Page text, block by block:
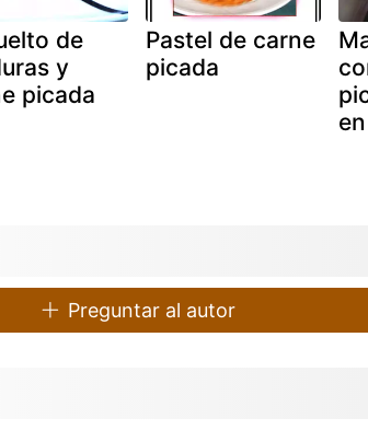
de
y
picada
Pastel de carne
picada
Preguntar al autor